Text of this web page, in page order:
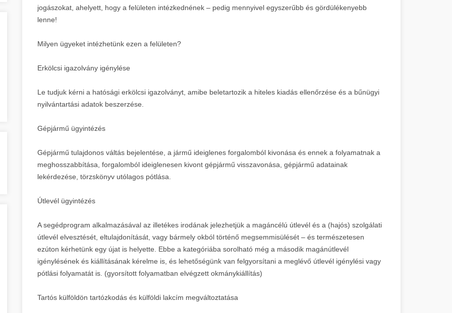
jogászokat, ahelyett, hogy a felületen intézkednének – pedig mennyivel egyszerűbb és gördülékenyebb
lenne!
Milyen ügyeket intézhetünk ezen a felületen?
Erkölcsi igazolvány igénylése
Le tudjuk kérni a hatósági erkölcsi igazolványt, amibe beletartozik a hiteles kiadás ellenőrzése és a bűnügyi
nyilvántartási adatok beszerzése.
Gépjármű ügyintézés
Gépjármű tulajdonos váltás bejelentése, a jármű ideiglenes forgalomból kivonása és ennek a folyamatnak a
meghosszabbítása, forgalomból ideiglenesen kivont gépjármű visszavonása, gépjármű adatainak
lekérdezése, törzskönyv utólagos pótlása.
Útlevél ügyintézés
A segédprogram alkalmazásával az illetékes irodának jelezhetjük a magáncélú útlevél és a (hajós) szolgálati
útlevél elvesztését, eltulajdonítását, vagy bármely okból történő megsemmisülését – és természetesen
ezúton kérhetünk egy újat is helyette. Ebbe a kategóriába sorolható még a második magánútlevél
igénylésének és kiállításának kérelme is, és lehetőségünk van felgyorsítani a meglévő útlevél igénylési vagy
pótlási folyamatát is. (gyorsított folyamatban elvégzett okmánykiállítás)
Tartós külföldön tartózkodás és külföldi lakcím megváltoztatása